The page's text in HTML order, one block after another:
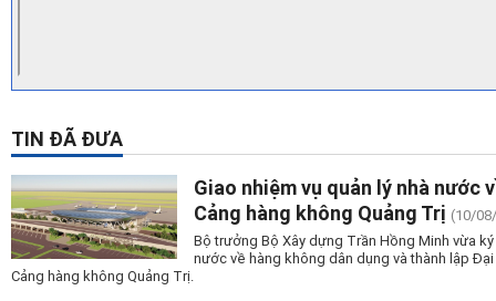
TIN ĐÃ ĐƯA
Giao nhiệm vụ quản lý nhà nước
Cảng hàng không Quảng Trị (10/
Bộ trưởng Bộ Xây dựng Trần Hồng Minh vừa
nước về hàng không dân dụng và thành lập
Cảng hàng không Quảng Trị.